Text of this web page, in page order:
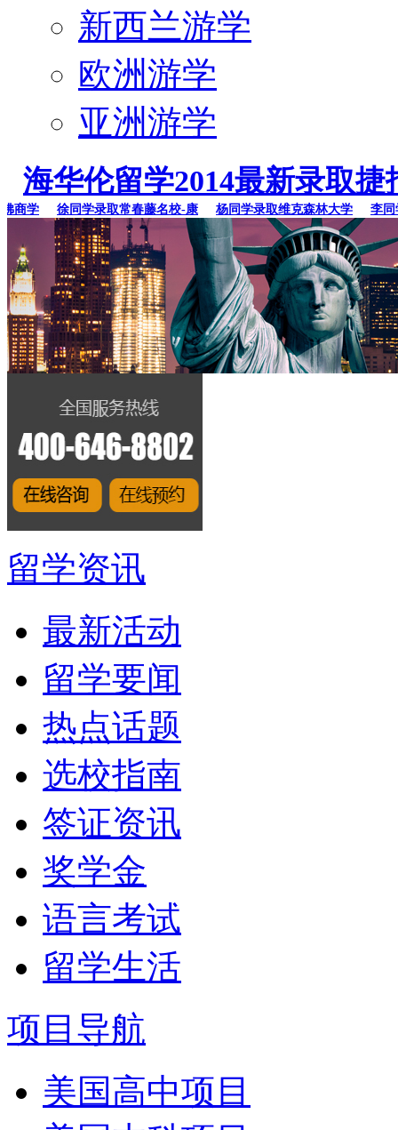
新西兰游学
欧洲游学
亚洲游学
海华伦留学2014最新录取捷
学 徐同学录取常春藤名校-康 杨同学录取维克森林大学 李同学
留学资讯
最新活动
留学要闻
热点话题
选校指南
签证资讯
奖学金
语言考试
留学生活
项目导航
美国高中项目